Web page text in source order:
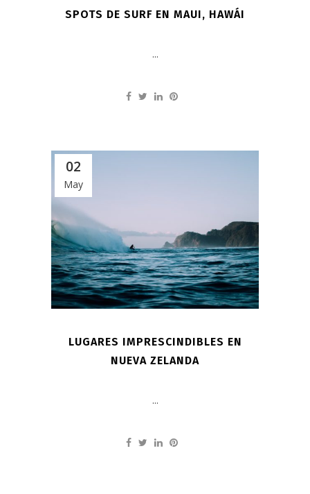
SPOTS DE SURF EN MAUI, HAWÁI
...
02
May
LUGARES IMPRESCINDIBLES EN
NUEVA ZELANDA
...